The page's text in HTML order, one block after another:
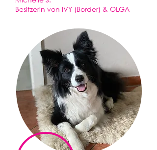
Besitzerin von IVY (Border) & OLGA